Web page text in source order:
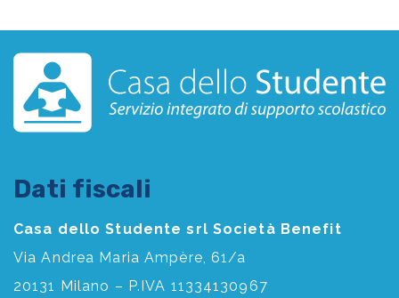
Dati fiscali
Casa dello Studente srl Società Benefit
Via Andrea Maria Ampère, 61/a
20131 Milano – P.IVA 11334130967